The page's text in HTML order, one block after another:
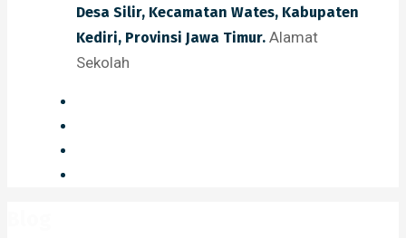
Desa Silir, Kecamatan Wates, Kabupaten
Kediri, Provinsi Jawa Timur. Alamat
Sekolah